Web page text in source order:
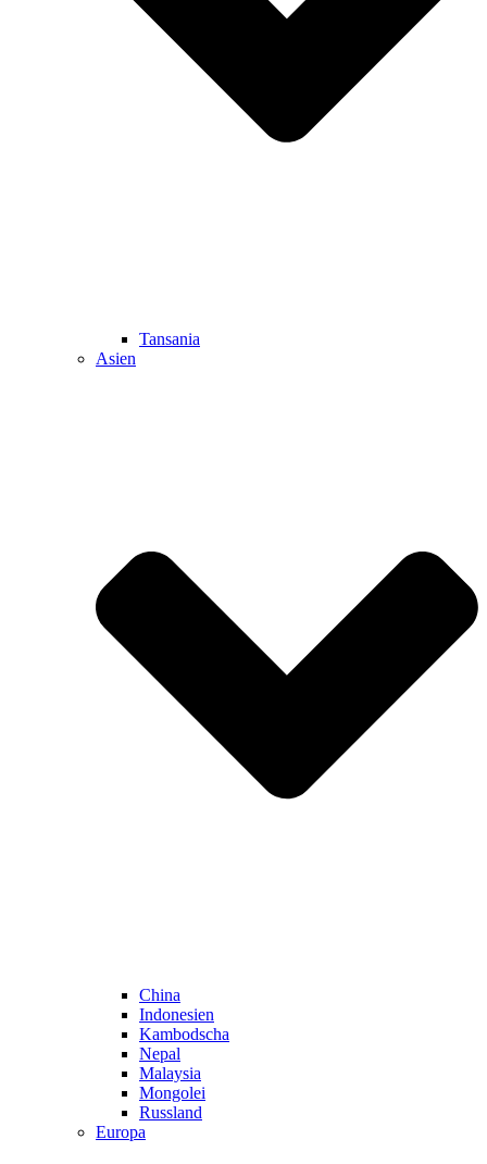
Tansania
Asien
China
Indonesien
Kambodscha
Nepal
Malaysia
Mongolei
Russland
Europa